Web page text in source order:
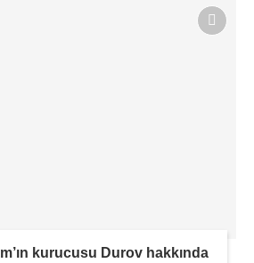
kurucusu Durov hakkında